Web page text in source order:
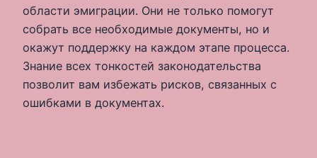
области эмиграции. Они не только помогут
собрать все необходимые документы, но и
окажут поддержку на каждом этапе процесса.
Знание всех тонкостей законодательства
позволит вам избежать рисков, связанных с
ошибками в документах.